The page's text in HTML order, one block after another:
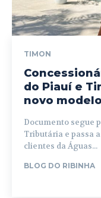
TIMON
do Piauí e
novo
Documento segue
Tributária e passa
clientes da Águas...
BLOG DO RIBINHA